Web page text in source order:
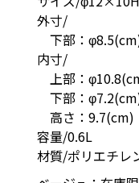
外寸/
下部：
内寸/
上部：
下部：
高さ：9.7(cm)
容量/0.6L
材質/ポリエチレ